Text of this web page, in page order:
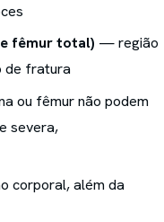
fêmur total) — região
de fratura
ou fêmur não podem
severa,
corporal, além da